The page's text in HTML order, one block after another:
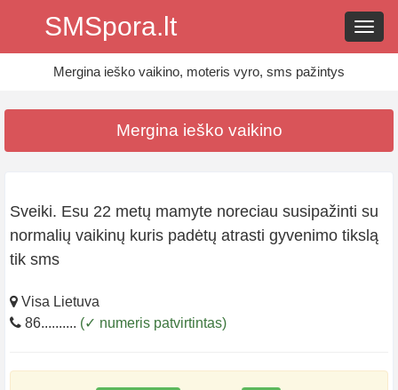
SMSpora.lt
Mergina ieško vaikino, moteris vyro, sms pažintys
Mergina ieško vaikino
Sveiki. Esu 22 metų mamyte noreciau susipažinti su
normalių vaikinų kuris padėtų atrasti gyvenimo tikslą
tik sms
Visa Lietuva
86.......... (✓ numeris patvirtintas)